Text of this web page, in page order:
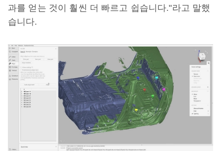
과를 얻는 것이 훨씬 더 빠르고 쉽습니다."라고 말했
습니다.